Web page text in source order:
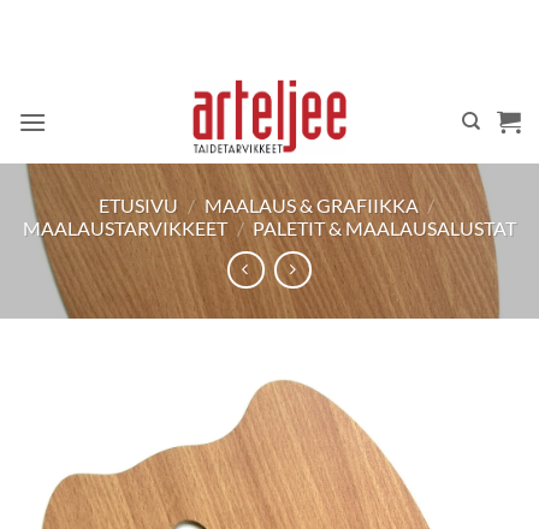
ETUSIVU / MAALAUS & GRAFIIKKA /
MAALAUSTARVIKKEET / PALETIT & MAALAUSALUSTAT